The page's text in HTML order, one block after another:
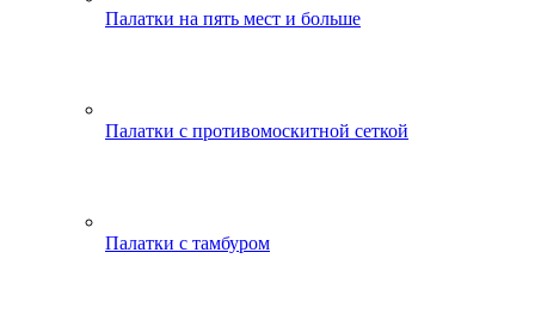
Палатки на пять мест и больше
Палатки с противомоскитной сеткой
Палатки с тамбуром